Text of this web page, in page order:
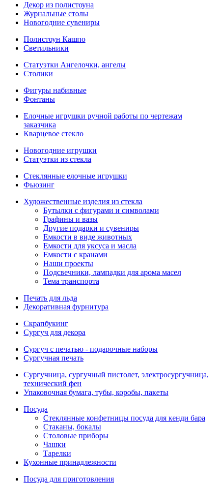
Декор из полистоуна
Журнальные столы
Новогодние сувениры
Полистоун Кашпо
Светильники
Статуэтки Ангелочки, ангелы
Столики
Фигуры набивные
Фонтаны
Елочные игрушки ручной работы по чертежам
заказчика
Кварцевое стекло
Новогодние игрушки
Статуэтки из стекла
Стеклянные елочные игрушки
Фьюзинг
Художественные изделия из стекла
Бутылки с фигурами и символами
Графины и вазы
Другие подарки и сувениры
Емкости в виде животных
Емкости для уксуса и масла
Емкости с кранами
Наши проекты
Подсвечники, лампадки для арома масел
Тема транспорта
Печать для льда
Декоративная фурнитура
Скрапбукинг
Сургуч для декора
Сургуч с печатью - подарочные наборы
Сургучная печать
Сургучница, сургучный пистолет, электросургучница,
технический фен
Упаковочная бумага, тубы, коробы, пакеты
Посуда
Стеклянные конфетницы посуда для кенди бара
Стаканы, бокалы
Столовые приборы
Чашки
Тарелки
Кухонные принадлежности
Посуда для приготовления